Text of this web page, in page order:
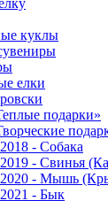
куклы
елки
подарки»
- Собака
- Свинья
- Мышь
- Бык